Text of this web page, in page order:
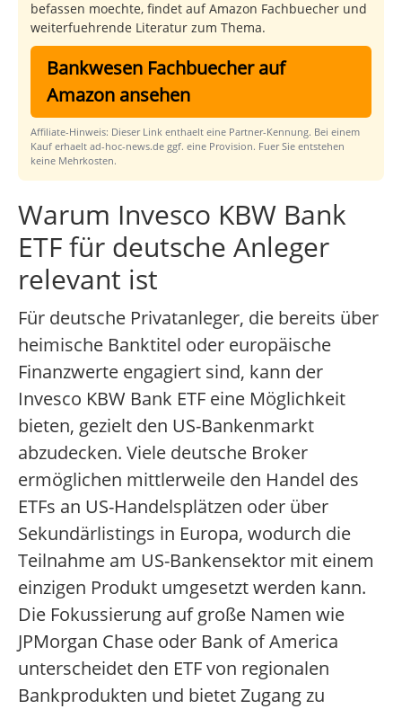
befassen moechte, findet auf Amazon Fachbuecher und
weiterfuehrende Literatur zum Thema.
Bankwesen Fachbuecher auf
Amazon ansehen
Affiliate-Hinweis: Dieser Link enthaelt eine Partner-Kennung. Bei einem
Kauf erhaelt ad-hoc-news.de ggf. eine Provision. Fuer Sie entstehen
keine Mehrkosten.
Warum Invesco KBW Bank
ETF für deutsche Anleger
relevant ist
Für deutsche Privatanleger, die bereits über
heimische Banktitel oder europäische
Finanzwerte engagiert sind, kann der
Invesco KBW Bank ETF eine Möglichkeit
bieten, gezielt den US-Bankenmarkt
abzudecken. Viele deutsche Broker
ermöglichen mittlerweile den Handel des
ETFs an US-Handelsplätzen oder über
Sekundärlistings in Europa, wodurch die
Teilnahme am US-Bankensektor mit einem
einzigen Produkt umgesetzt werden kann.
Die Fokussierung auf große Namen wie
JPMorgan Chase oder Bank of America
unterscheidet den ETF von regionalen
Bankprodukten und bietet Zugang zu